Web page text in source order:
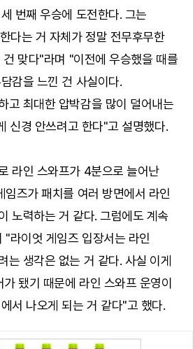
번째 우승에 도전한다. 그는
다는 거 자체가 정말 전무후무한
맞다"라며 "이전에 우승했을 때를
감을 느낀 건 사실이다.
고 최대한 압박감을 많이 덜어내는
신경 안쓰려고 한다"고 설명했다.
라인 스와프가 4분으로 늘어난
임즈가 패치를 여러 방면에서 라인
노력하는 거 같다. 그럼에도 계속
"라이엇 게임즈 입장서는 라인
는 생각은 없는 거 같다. 사실 이게
됐기 때문에 라인 스와프 운영이
서 나오게 되는 거 같다"고 했다.